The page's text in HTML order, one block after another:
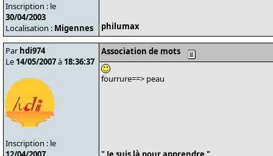
Inscription : le
30/04/2003
Localisation : Migennes philumax
Par hdi974
Le 14/05/2007à 18:36:37
Inscription : le
Association de mots
fourrure==> peau